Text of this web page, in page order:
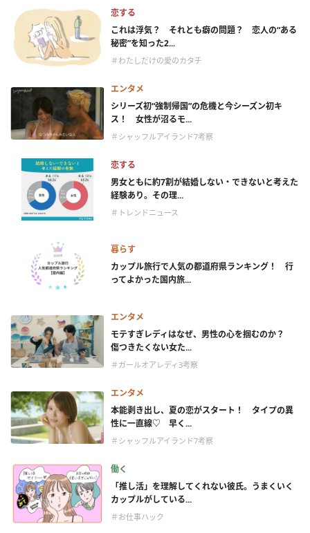
恋する
これは浮気？ それとも癖の問題？ 恋人の“ある
秘密”を知った2...
＃わたしだけの愛のカタチ
エンタメ
シリーズ初“強制帰国”の危機と今シーズン初キ
ス！ 女性が沼るモ...
＃シャッフルアイランド7考察
恋する
男女ともに約7割が結婚しない・できないと考えた
経験あり。その理...
＃トレンドニュース
暮らす
カップル旅行で人気の都道府県ランキング！ 行
ってよかった国内旅...
エンタメ
モテすぎレディはなぜ、男性の心を掴むのか？
傷つきたくない女た...
＃ガールオアレディ3考察
エンタメ
本能剥き出し、夏の恋がスタート！ タイプの異
性に一直線♡ 早く...
＃シャッフルアイランド7考察
働く
「推し活」を理解してくれない彼氏。うまくいく
カップルがしている...
＃お仕事ハック